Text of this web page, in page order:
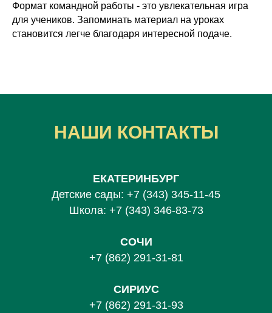
Формат командной работы - это увлекательная игра
для учеников. Запоминать материал на уроках
становится легче благодаря интересной подаче.
НАШИ КОНТАКТЫ
ЕКАТЕРИНБУРГ
Детские сады: +7 (343) 345-11-45
Школа: +7 (343) 346-83-73
СОЧИ
+7 (862) 291-31-81
СИРИУС
+7 (862) 291-31-93